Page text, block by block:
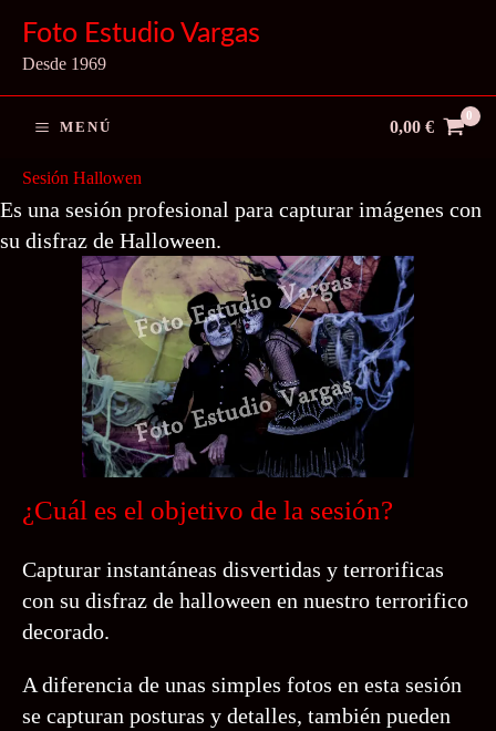
contenido
Foto Estudio Vargas
Desde 1969
MENÚ 0,00 €
Sesión Hallowen
Es una sesión profesional para capturar imágenes con
su disfraz de Halloween.
¿Cuál es el objetivo de la sesión?
Capturar instantáneas disvertidas y terrorificas
con su disfraz de halloween en nuestro terrorifico
decorado.
A diferencia de unas simples fotos en esta sesión
se capturan posturas y detalles, también pueden